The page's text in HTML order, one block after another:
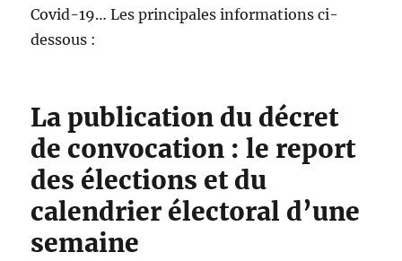
Covid-19… Les principales informations ci-
dessous :
La publication du décret
de convocation : le report
des élections et du
calendrier électoral d’une
semaine